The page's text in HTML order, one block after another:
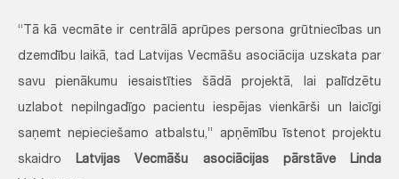
“Tā kā vecmāte ir centrālā aprūpes persona grūtniecības un
dzemdību laikā, tad Latvijas Vecmāšu asociācija uzskata par
savu pienākumu iesaistīties šādā projektā, lai palīdzētu
uzlabot nepilngadīgo pacientu iespējas vienkārši un laicīgi
saņemt nepieciešamo atbalstu,” apņēmību īstenot projektu
skaidroLatvijas Vecmāšu asociācijas pārstāve Linda